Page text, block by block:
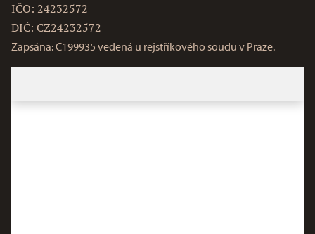
IČO: 24232572
DIČ: CZ24232572
Zapsána: C199935 vedená u rejstříkového soudu v Praze.